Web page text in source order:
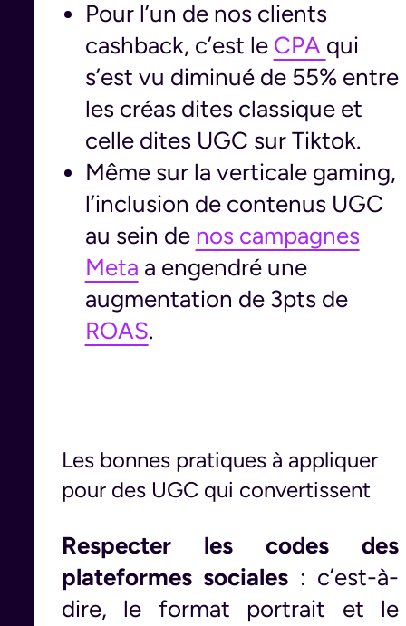
Pour l’un de nos clients
cashback, c’est le CPA qui
s’est vu diminué de 55% entre
les créas dites classique et
celle dites UGC sur Tiktok.
Même sur la verticale gaming,
l’inclusion de contenus UGC
au sein de nos campagnes
Meta a engendré une
augmentation de 3pts de
ROAS.
Les bonnes pratiques à appliquer
pour des UGC qui convertissent
Respecter les codes des
plateformes sociales : c’est-à-
dire, le format portrait et le